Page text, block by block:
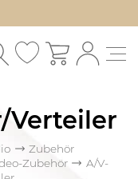
Verteiler
Zubehör
Zubehör
A/V-